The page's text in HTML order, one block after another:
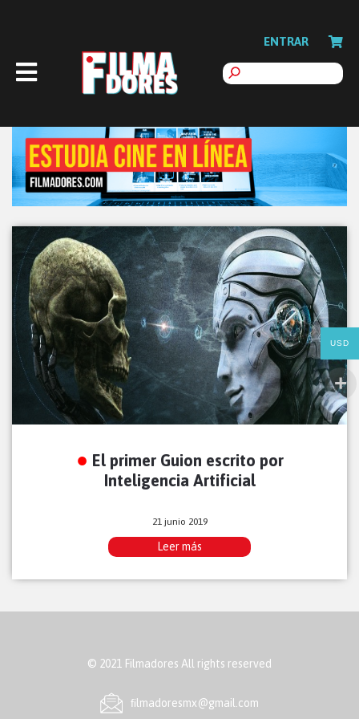
ENTRAR
El primer Guion escrito por
Inteligencia Artificial
21 junio 2019
Leer más
© 2021 Filmadores All rights reserved
ﬁlmadoresmx@gmail.com
USD